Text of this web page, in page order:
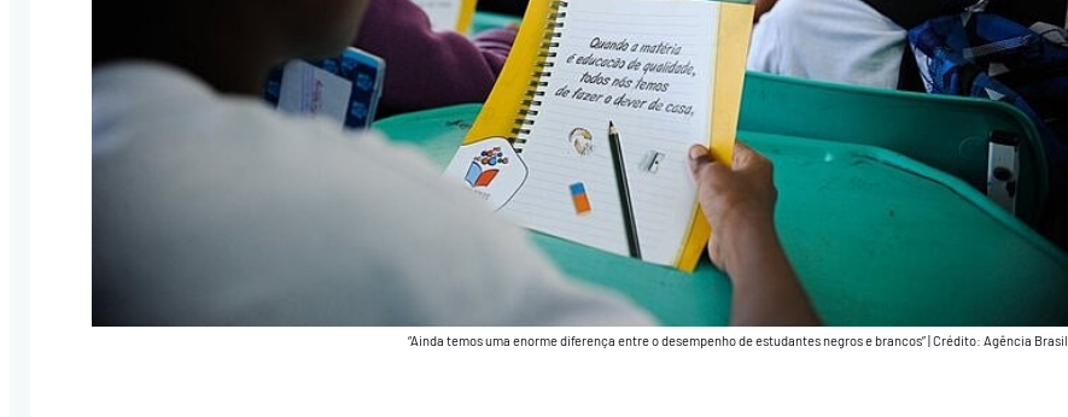
“Ainda temos uma enorme diferença entre o desempenho de estudantes negros e brancos” Crédito: Agência Brasil